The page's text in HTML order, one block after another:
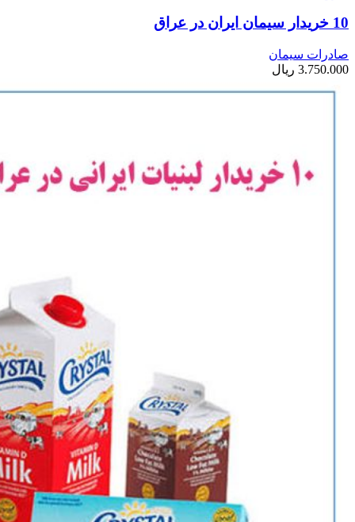
10 خریدار سیمان ایران در عراق
صادرات سیمان
3.750.000 ریال